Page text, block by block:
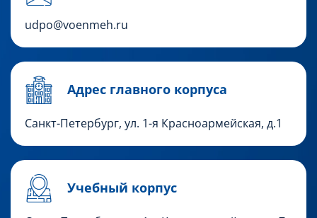
udpo@voenmeh.ru
Адрес главного корпуса
Санкт-Петербург, ул. 1-я Красноармейская, д.1
Учебный корпус